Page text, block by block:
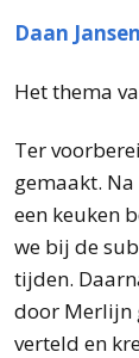
Daan
Het thema
Ter
gemaakt.
een keuken
we bij de
tijden.
door Merlijn
verteld en